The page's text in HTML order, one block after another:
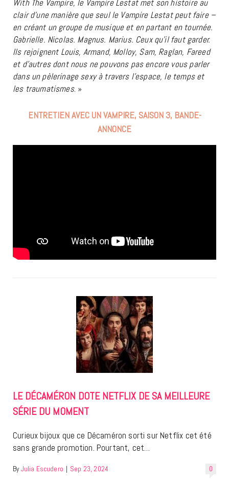
With The Vampire, le Vampire Lestat met son histoire au
clair d’une manière que seul le Vampire Lestat peut faire –
en créant un groupe de musique et en partant en tournée.
Gabrielle. Nicolas. Magnus. Marius. Ceux qu’il faut garder.
Ils rejoignent Louis, Armand, Molloy, Sam, Raglan, Fareed
et d’autres dont nous ne pouvons pas encore vous parler
dans un pèlerinage sexy à travers l’espace, le temps et
les traumatismes. »
ENTRETIEN AVEC UN VAMPIRE, SAISON 3, BANDE-
ANNONCE
LE DÉCAMÉRON DOTE NETFLIX DE SA MEILLEURE
SÉRIE DU MOMENT
Curieux bijoux que ce Décaméron sorti sur Netflix cet été
sans grande promotion. Pourtant, cet…
0
By Julia Escudero | Sep 23, 2024